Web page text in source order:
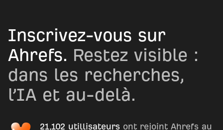
Inscrivez-vous sur
Ahrefs. Restez visible :
dans les recherches,
l’IA et au-delà.
21,102 utillisateurs ont rejoint Ahrefs au